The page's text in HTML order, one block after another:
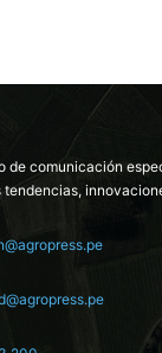
de comunicación